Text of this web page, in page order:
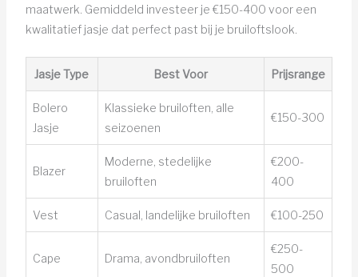
maatwerk. Gemiddeld investeer je €150-400 voor een
kwalitatief jasje dat perfect past bij je bruiloftslook.
Jasje Type Best Voor Prijsrange
Bolero
Jasje
Klassieke bruiloften, alle
seizoenen
€150-300
Blazer
Moderne, stedelijke
bruiloften
€200-
400
Vest Casual, landelijke bruiloften €100-250
Cape Drama, avondbruiloften
€250-
500